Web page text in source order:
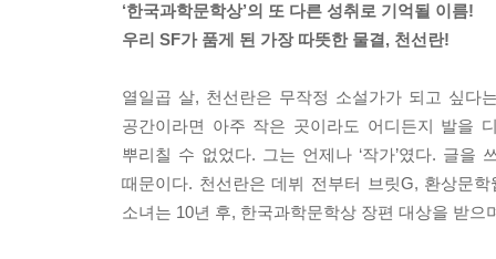
이 바뀌어야 했다. 다수의 입장에서는 한 사람에
--- p.97
연재는 타인의 삶이 자신의 삶과 다르다는 걸 깨
삶을 인정하는 과정은 폭력적이었다. 그러니 연재
--- p.113
“몇몇 아이들이 상아 없이 태어나기 시작했어요.
‘한국과학문학상’의 또 다른 성취로 기억될 이름!
우리 SF가 품게 된 가장 따뜻한 물결, 천선란!
열일곱 살, 천선란은 무작정 소설가가 되고 싶다
공간이라면 아주 작은 곳이라도 어디든지 발을
뿌리칠 수 없었다. 그는 언제나 ‘작가’였다. 글
때문이다. 천선란은 데뷔 전부터 브릿G, 환상문
소녀는 10년 후, 한국과학문학상 장편 대상을 받